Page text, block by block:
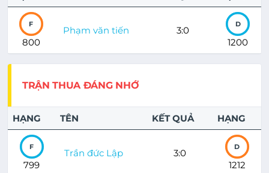
F
800
Phạm văn tiến 3:0
D
1200
TRẬN THUA ĐÁNG NHỚ
HẠNG TÊN KẾT QUẢ HẠNG
F
799
Trần đức Lập 3:0
D
1212